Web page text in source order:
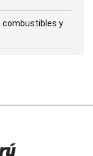
combustibles y